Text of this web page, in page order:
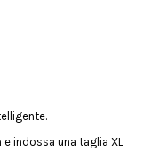
indossa una taglia XL